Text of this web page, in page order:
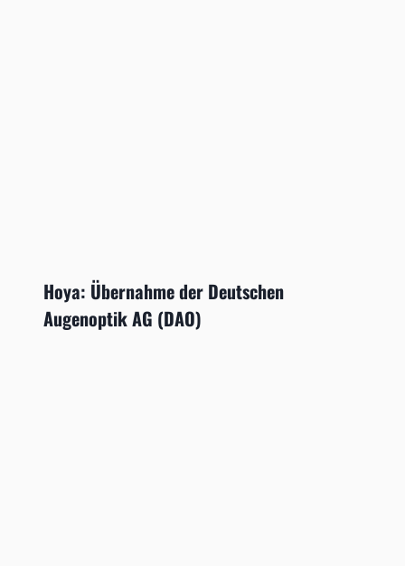
Hoya: Übernahme der Deutschen
Augenoptik AG (DAO)